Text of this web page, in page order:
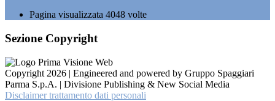
Pagina visualizzata 4048 volte
Sezione Copyright
Copyright 2026 | Engineered and powered by Gruppo Spaggiari
Parma S.p.A. | Divisione Publishing & New Social Media
Disclaimer trattamento dati personali